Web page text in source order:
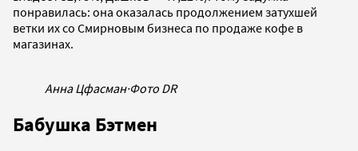
понравилась: она оказалась продолжением затухшей
ветки их со Смирновым бизнеса по продаже кофе в
магазинах.
Анна Цфасман·Фото DR
Бабушка Бэтмен